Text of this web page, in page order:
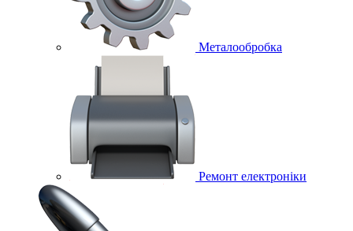
Металообробка
Ремонт електроніки